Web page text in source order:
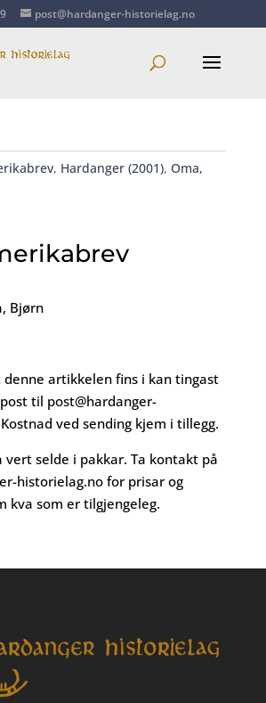
post@hardanger-historielag.no
, Hardanger (2001), Oma,
Bjørn
denne artikkelen fins i kan tingast
til post@hardanger-
ved sending kjem i tillegg.
vert selde i pakkar. Ta kontakt på
historielag.nofor prisar og
kva som er tilgjengeleg.